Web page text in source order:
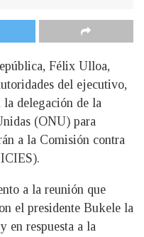
Félix Ulloa,
del ejecutivo,
la delegación de la
(ONU) para
a la Comisión contra
a la reunión que
el presidente Bukele la
en respuesta a la